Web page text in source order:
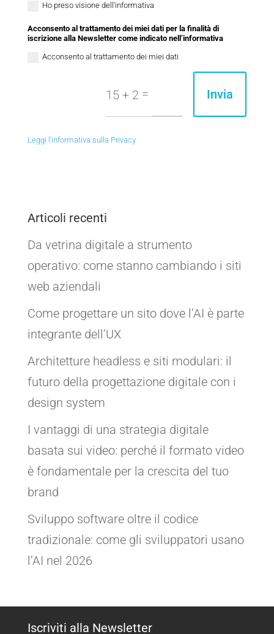
Ho preso visione dell'informativa
Acconsento al trattamento dei miei dati per la finalità di
iscrizione alla Newsletter come indicato nell’informativa
Acconsento al trattamento dei miei dati
15 + 2 = Invia
Leggi l'informativa sulla Privacy
Articoli recenti
Da vetrina digitale a strumento
operativo: come stanno cambiando i siti
web aziendali
Come progettare un sito dove l’AI è parte
integrante dell’UX
Architetture headless e siti modulari: il
futuro della progettazione digitale con i
design system
I vantaggi di una strategia digitale
basata sui video: perché il formato video
è fondamentale per la crescita del tuo
brand
Sviluppo software oltre il codice
tradizionale: come gli sviluppatori usano
l’AI nel 2026
Iscriviti alla Newsletter